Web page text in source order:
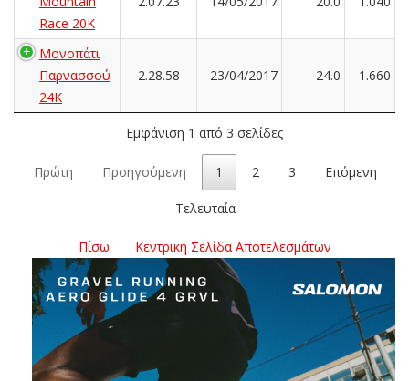
Race 20K
Μονοπάτι
Παρνασσού
24K
2.28.58 23/04/2017 24.0 1.660
Εμφάνιση 1 από 3 σελίδες
Πρώτη Προηγούμενη 1 2 3 Επόμενη
Τελευταία
Πίσω Κεντρική Σελίδα Αποτελεσμάτων